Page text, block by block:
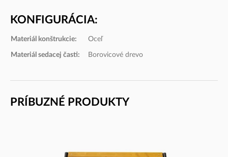
KONFIGURÁCIA:
Materiál konštrukcie: Oceľ
Materiál sedacej časti: Borovicové drevo
PRÍBUZNÉ PRODUKTY